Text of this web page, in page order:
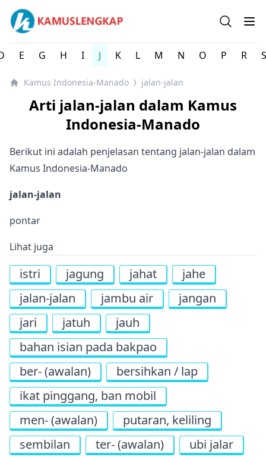
Kamus Lengkap Indonesia-Manado - Kamus Bahasa
Open
E G H I J K L M N O P R S
Kamus Indonesia-Manado ⟩ jalan-jalan
Arti jalan-jalan dalam Kamus
Indonesia-Manado
Berikut ini adalah penjelasan tentang jalan-jalan dalam
Kamus Indonesia-Manado
jalan-jalan
pontar
Lihat juga
istri jagung jahat
jahe
jalan-jalan
jambu air
jangan
jari
jatuh
jauh
bahan isian pada bakpao
ber- (awalan)
bersihkan / lap
ikat pinggang, ban mobil
men- (awalan)
putaran, keliling
sembilan
ter- (awalan)
ubi jalar